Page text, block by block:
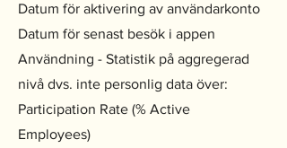
Datum för aktivering av användarkonto
Datum för senast besök i appen
Användning - Statistik på aggregerad
nivå dvs. inte personlig data över:
Participation Rate (% Active
Employees)